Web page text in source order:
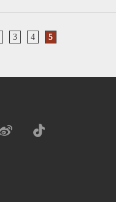
3 4 5